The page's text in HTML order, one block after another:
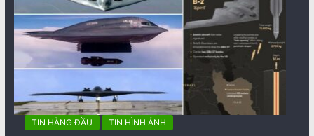
TIN HÀNG ĐẦU TIN HÌNH ẢNH